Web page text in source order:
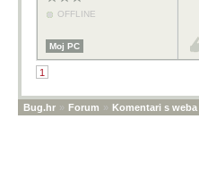
OFFLINE
Moj PC
1
Bug.hr » Forum » Komentari s weba